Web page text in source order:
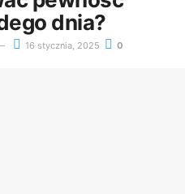
dnia?
16 stycznia, 2025 0